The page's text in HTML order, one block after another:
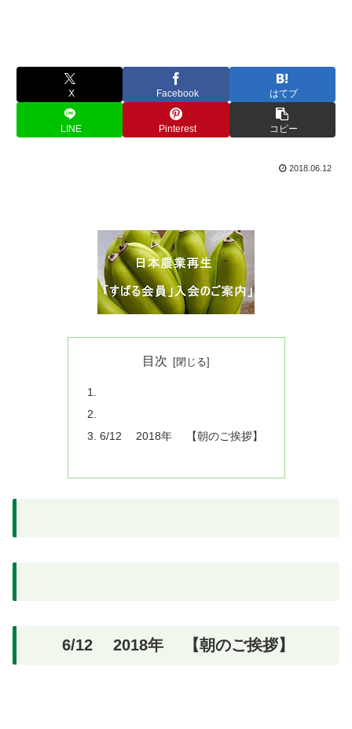
X Facebook はてブ
LINE Pinterest コピー
2018.06.12
目次
6/12 2018年 【朝のご挨拶】
6/12 2018年 【朝のご挨拶】